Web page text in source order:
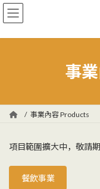
コ
ン
ン
ナ
ビ
ー
事
事業內容 Products
項目範圍擴大中，敬請
餐飲事業